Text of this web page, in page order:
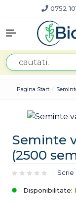
0752
Pagina Start
Seminte
(2500
Scrie
Disponibilitate: